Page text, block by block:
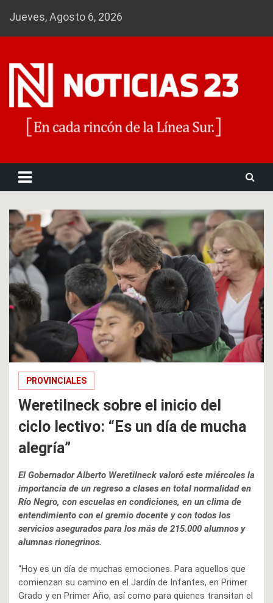
Jueves, Agosto 6, 2026
PROVINCIALES
Weretilneck sobre el inicio del
ciclo lectivo: “Es un día de mucha
alegría”
El Gobernador Alberto Weretilneck valoró este miércoles la
importancia de un regreso a clases en total normalidad en
Río Negro, con escuelas en condiciones, en un clima de
entendimiento con el gremio docente y con todos los
servicios asegurados para los más de 215.000 alumnos y
alumnas rionegrinos.
“Hoy es un día de muchas emociones. Para aquellos que
comienzan su camino en el Jardín de Infantes, en Primer
Grado y en Primer Año, así como para quienes transitan el